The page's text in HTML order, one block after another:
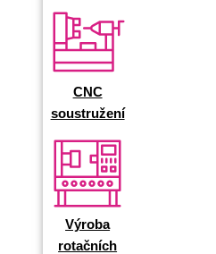
CNC
soustružení
Výroba
rotačních